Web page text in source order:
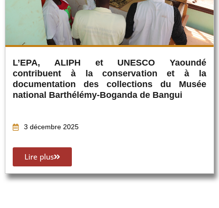
L’EPA, ALIPH et UNESCO Yaoundé
contribuent à la conservation et à la
documentation des collections du Musée
national Barthélémy-Boganda de Bangui
3 décembre 2025
Lire plus